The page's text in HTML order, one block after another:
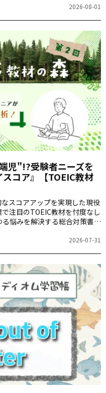
2026-08-01
児"!?受験者ニーズを
コア』【TOEIC教材
スコアアップを実現した現役
注目のTOEIC教材を忖度なし
悩みを解決する総合対策書、
2026-07-31